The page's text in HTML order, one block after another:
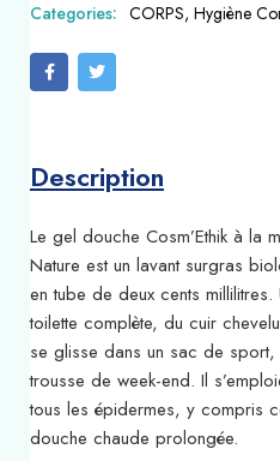
Categories: CORPS, Hygiène
Description
Le gel douche Cosm’Ethik à la
Nature est un lavant surgras
en tube de deux cents
toilette complète, du cuir
se glisse dans un sac de
trousse de week-end. Il
tous les épidermes, y compris
douche chaude prolongée.